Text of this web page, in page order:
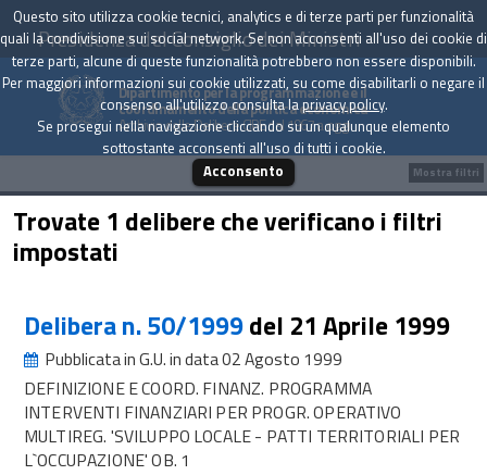
Presidenza del Consiglio dei Ministri
Dipartimento per la programmazione e il
coordinamento della politica economica
Archivio delle Delibere CIPE dal 1967 a oggi
Trovate 1 delibere che verificano i filtri
impostati
Delibera n. 50/1999del 21 Aprile 1999
Pubblicata in G.U. in data 02 Agosto 1999
DEFINIZIONE E COORD. FINANZ. PROGRAMMA
INTERVENTI FINANZIARI PER PROGR. OPERATIVO
MULTIREG. 'SVILUPPO LOCALE - PATTI TERRITORIALI PER
L`OCCUPAZIONE' OB. 1
Mostra filtri
Questo sito utilizza cookie tecnici, analytics e di terze parti per funzionalità
quali la condivisione sui social network. Se non acconsenti all'uso dei cookie di
terze parti, alcune di queste funzionalità potrebbero non essere disponibili.
Per maggiori informazioni sui cookie utilizzati, su come disabilitarli o negare il
consenso all'utilizzo consulta laprivacy policy.
Se prosegui nella navigazione cliccando su un qualunque elemento
sottostante acconsenti all'uso di tutti i cookie.
Acconsento